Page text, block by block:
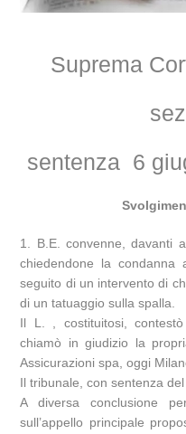
Suprema
sentenza 6
1. B.E. convenne, davanti
chiedendone la
seguito di un intervento di
di un tatuaggio sulla spalla.
Il L. , costituitosi,
chiamò in giudizio la
Assicurazioni spa, oggi
Il tribunale, con sentenza
A diversa conclusione
sull’appello principale